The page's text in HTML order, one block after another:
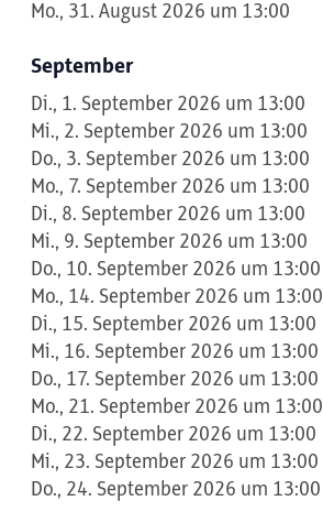
Mo., 31. August 2026 um 13:00
September
Di., 1. September 2026 um 13:00
Mi., 2. September 2026 um 13:00
Do., 3. September 2026 um 13:00
Mo., 7. September 2026 um 13:00
Di., 8. September 2026 um 13:00
Mi., 9. September 2026 um 13:00
Do., 10. September 2026 um 13:00
Mo., 14. September 2026 um 13:00
Di., 15. September 2026 um 13:00
Mi., 16. September 2026 um 13:00
Do., 17. September 2026 um 13:00
Mo., 21. September 2026 um 13:00
Di., 22. September 2026 um 13:00
Mi., 23. September 2026 um 13:00
Do., 24. September 2026 um 13:00